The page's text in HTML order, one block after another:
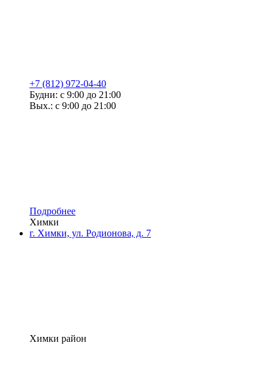
+7 (812) 972-04-40
Будни: с 9:00 до 21:00
Вых.: с 9:00 до 21:00
Подробнее
Химки
г. Химки, ул. Родионова, д. 7
Химки район